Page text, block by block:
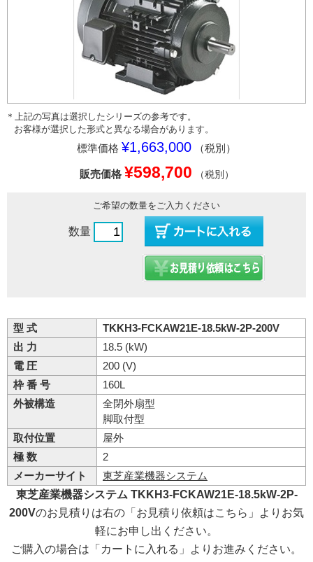
＊上記の写真は選択したシリーズの参考です。
お客様が選択した形式と異なる場合があります。
標準価格 ¥1,663,000 （税別）
販売価格 ¥598,700 （税別）
ご希望の数量をご入力ください
数量
型 式
TKKH3-FCKAW21E-18.5kW-2P-200V
出 力
18.5 (kW)
電 圧
200 (V)
枠 番 号
160L
外被構造
全閉外扇型
脚取付型
取付位置
屋外
極 数
2
メーカーサイト
東芝産業機器システム
東芝産業機器システム TKKH3-FCKAW21E-18.5kW-2P-
200Vのお見積りは右の「お見積り依頼はこちら」よりお気
軽にお申し出ください。
ご購入の場合は「カートに入れる」よりお進みください。